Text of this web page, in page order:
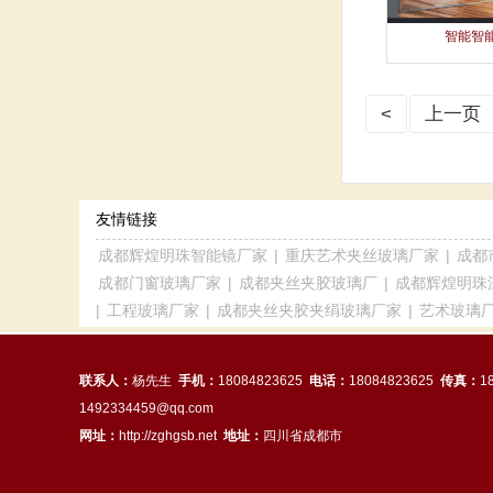
智能智
< 上一页
友情链接
成都辉煌明珠智能镜厂家 | 重庆艺术夹丝玻璃厂家 | 成都
成都门窗玻璃厂家 | 成都夹丝夹胶玻璃厂 | 成都辉煌明
| 工程玻璃厂家 | 成都夹丝夹胶夹绢玻璃厂家 | 艺术玻璃
联系人： 杨先生 手机： 18084823625 电话： 18084823625 传真：
1492334459@qq.com
网址： http://zghgsb.net 地址： 四川省成都市